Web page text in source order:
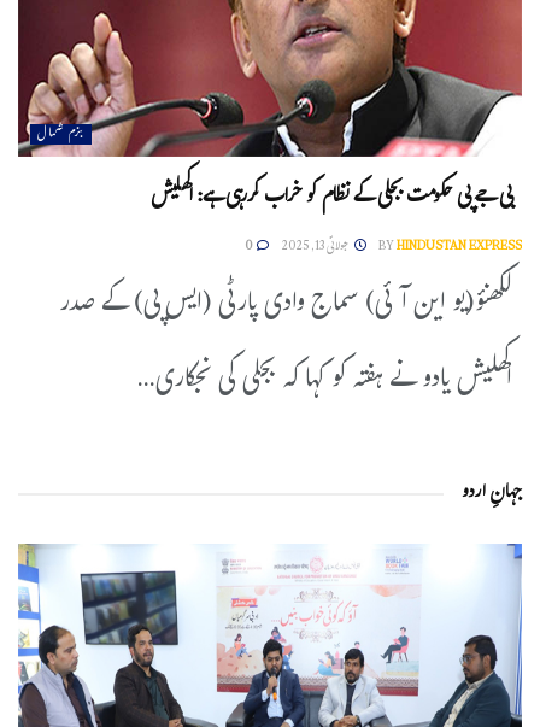
بزم شمال
بی جے پی حکومت بجلی کے نظام کو خراب کررہی ہے: اکھلیش
BYHINDUSTAN EXPRESS جولائی 13, 2025 0
لکھنؤ(یو این آئی) سماج وادی پارٹی (ایس پی) کے صدر
اکھلیش یادو نے ہفتہ کو کہا کہ بجلی کی نجکاری...
جہانِ اردو